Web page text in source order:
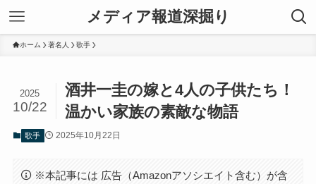
メディア報道深掘り
ホーム 著名人 歌手
酒井一圭の嫁と4人の子供たち！
温かい家族の素敵な物語
2025
10/22
歌手 2025年10月22日
※本記事には 広告（Amazonアソシエイト含む）が含